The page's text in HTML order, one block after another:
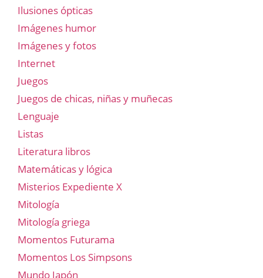
Ilusiones ópticas
Imágenes humor
Imágenes y fotos
Internet
Juegos
Juegos de chicas, niñas y muñecas
Lenguaje
Listas
Literatura libros
Matemáticas y lógica
Misterios Expediente X
Mitología
Mitología griega
Momentos Futurama
Momentos Los Simpsons
Mundo Japón